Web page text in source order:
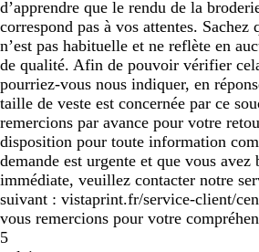
d’apprendre que le rendu de la
correspond pas à vos attentes. Sachez
n’est pas habituelle et ne reflète en
de qualité. Afin de pouvoir vérifier
pourriez-vous nous indiquer, en
taille de veste est concernée par ce
remercions par avance pour votre
disposition pour toute information
demande est urgente et que vous avez
immédiate, veuillez contacter notre
suivant : vistaprint.fr/service-client/
vous remercions pour votre
5